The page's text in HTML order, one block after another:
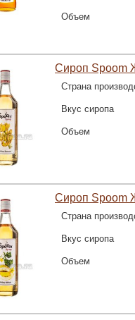
Объем
Сироп Spoom
Страна
Вкус сиропа
Объем
Сироп Spoom
Страна
Вкус сиропа
Объем